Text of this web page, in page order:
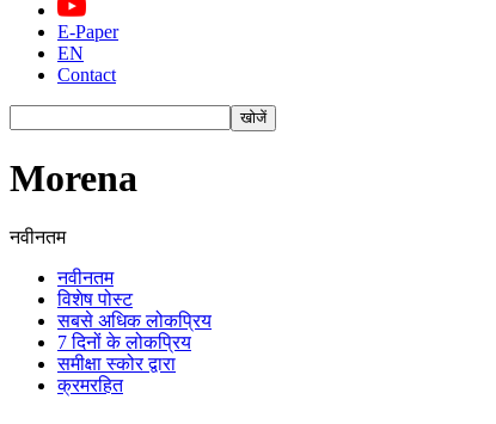
E-Paper
EN
Contact
Morena
नवीनतम
नवीनतम
विशेष पोस्ट
सबसे अधिक लोकप्रिय
7 दिनों के लोकप्रिय
समीक्षा स्कोर द्वारा
क्रमरहित